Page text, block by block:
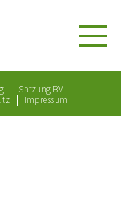
Satzung BV
Impressum